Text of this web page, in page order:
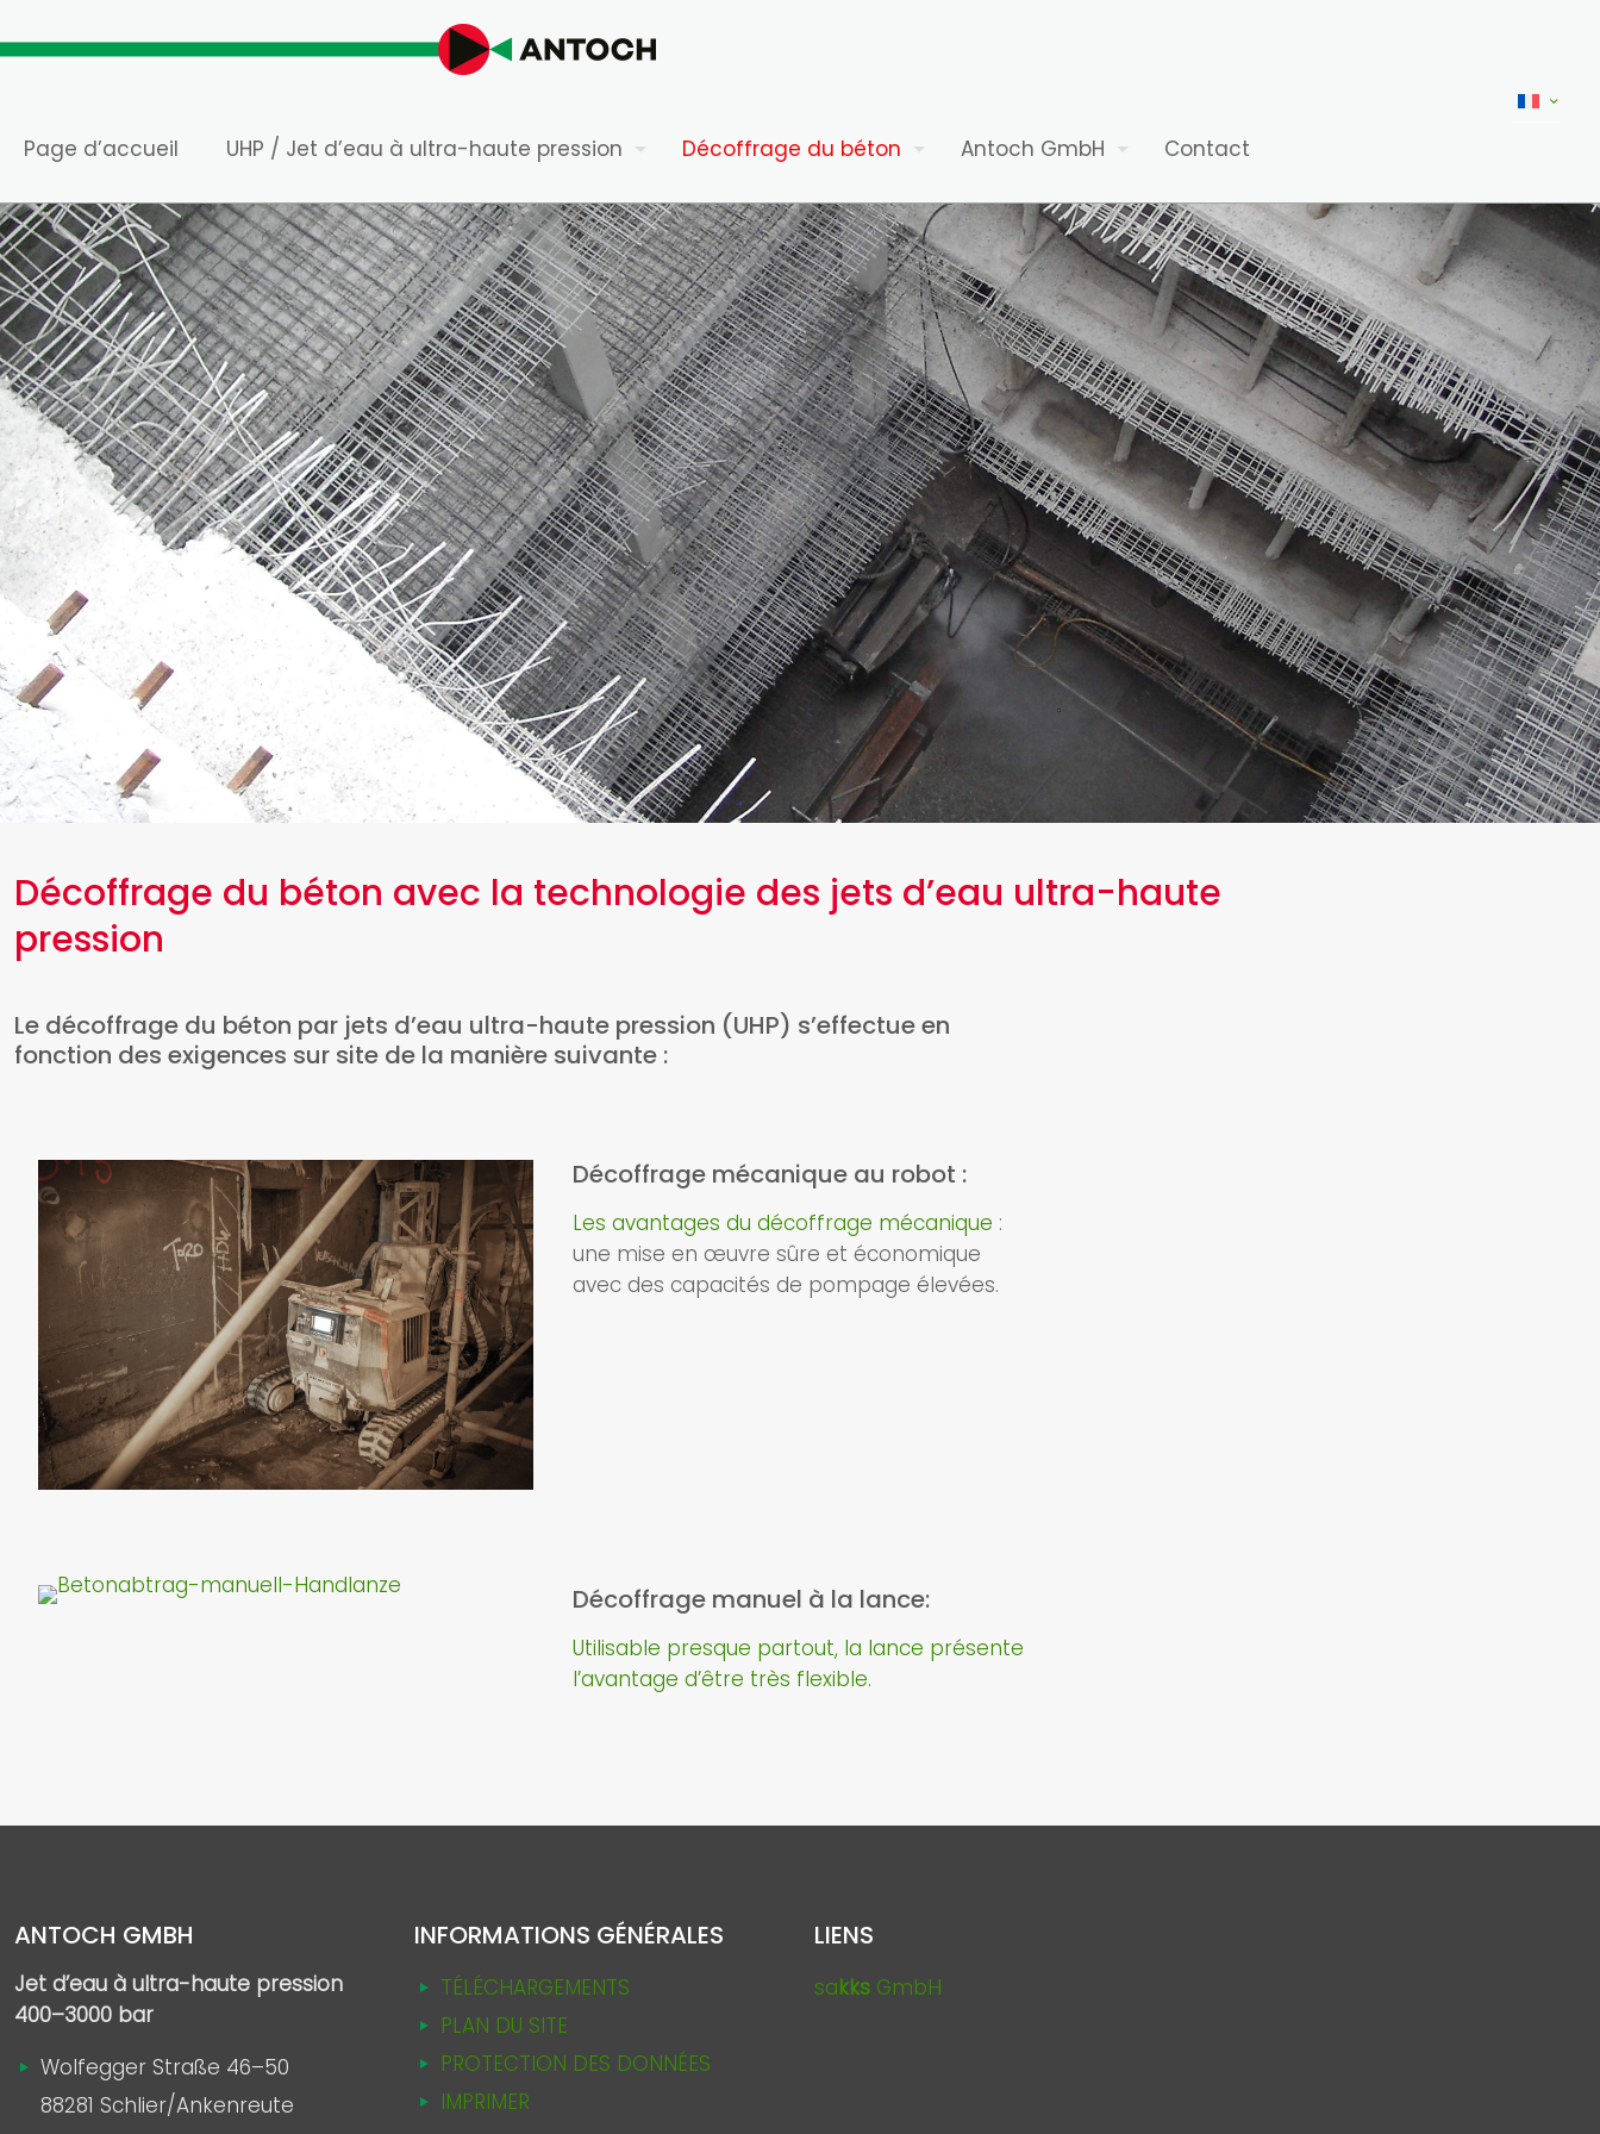
Page d’accueil UHP / Jet d’eau à ultra-haute pression Décoffrage du béton Antoch GmbH Contact
Décoffrage du béton avec la technologie des jets d’eau ultra-haute
pression
Le décoffrage du béton par jets d’eau ultra-haute pression (UHP) s’effectue en
fonction des exigences sur site de la manière suivante :
Décoffrage mécanique au robot :
Les avantages du décoffrage mécanique :
une mise en œuvre sûre et économique
avec des capacités de pompage élevées.
Décoffrage manuel à la lance:
Utilisable presque partout, la lance présente
l’avantage d’être très flexible.
ANTOCH GMBH
Jet d’eau à ultra-haute pression
400–3000 bar
Wolfegger Straße 46–50
88281 Schlier/Ankenreute
INFORMATIONS GÉNÉRALES
TÉLÉCHARGEMENTS
PLAN DU SITE
PROTECTION DES DONNÉES
IMPRIMER
LIENS
sakks GmbH